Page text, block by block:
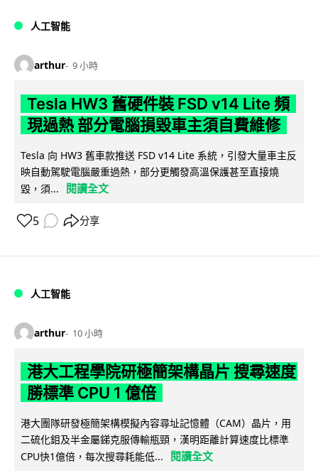
人工智能
arthur 9 小時
Tesla HW3 舊硬件裝 FSD v14 Lite 頻
現過熱 部分電腦損毀車主須自費維修
Tesla 向 HW3 舊車款推送 FSD v14 Lite 系統，引發大量車主反
映自動駕駛電腦嚴重過熱，部分更觸發高溫保護甚至直接燒
毀，須...
閱讀全文
5 分享
人工智能
arthur 10 小時
港大工程學院研極簡架構晶片 搜尋速度
勝標準 CPU 1 億倍
港大團隊研發極簡架構模擬內容尋址記憶體（CAM）晶片，用
二硫化鉬及半金屬銻克服傳輸瓶頸，漢明距離計算速度比標準
CPU快1億倍，每次搜尋耗能低...
閱讀全文